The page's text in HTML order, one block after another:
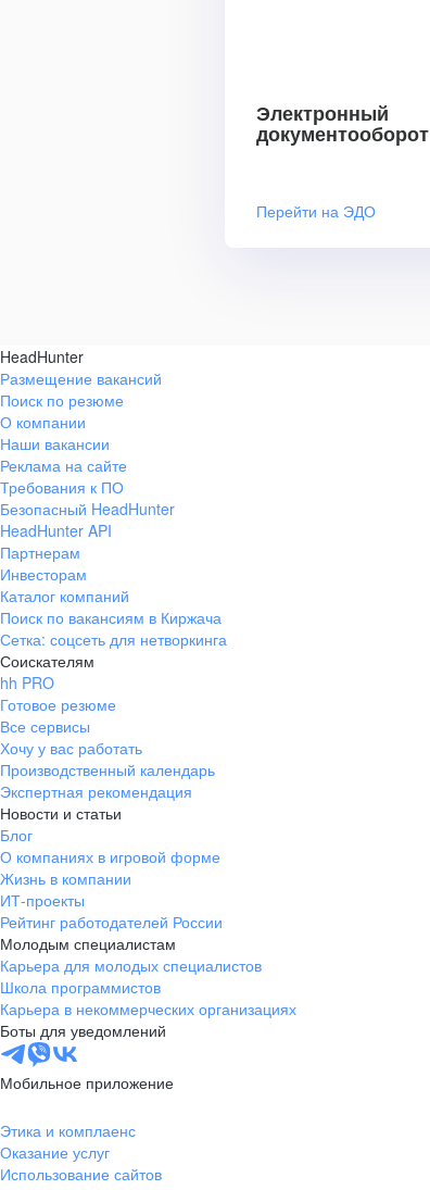
Электронный
документооборот
Перейти на ЭДО
HeadHunter
Размещение вакансий
Поиск по резюме
О компании
Наши вакансии
Реклама на сайте
Требования к ПО
Безопасный HeadHunter
HeadHunter API
Партнерам
Инвесторам
Каталог компаний
Поиск по вакансиям в Киржача
Сетка: соцсеть для нетворкинга
Соискателям
hh PRO
Готовое резюме
Все сервисы
Хочу у вас работать
Производственный календарь
Экспертная рекомендация
Новости и статьи
Блог
О компаниях в игровой форме
Жизнь в компании
ИТ-проекты
Рейтинг работодателей России
Молодым специалистам
Карьера для молодых специалистов
Школа программистов
Карьера в некоммерческих организациях
Боты для уведомлений
Мобильное приложение
Этика и комплаенс
Оказание услуг
Использование сайтов